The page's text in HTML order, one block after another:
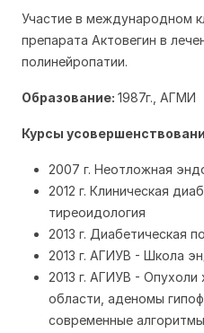
Участие в международном
препарата Актовегин в
полинейропатии.
Образование: 1987г., АГМИ
Курсы
2007 г. Неотложная
2012 г. Клиническая
тиреоидология
2013 г. Диабетическая
2013 г. АГИУВ - Школа
2013 г. АГИУВ - Опухоли
области, аденомы
современные алгоритмы